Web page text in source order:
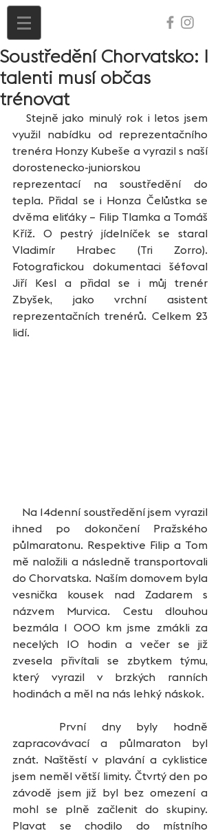
Soustředění Chorvatsko: I
talenti musí občas
trénovat
využil nabídku od reprezentačního
trenéra Honzy Kubeše a vyrazil s naší
dorostenecko-juniorskou
reprezentací na soustředění do
tepla. Přidal se i Honza Čelůstka se
dvěma eliťáky – Filip Tlamka a Tomáš
Kříž. O pestrý jídelníček se staral
Vladimír Hrabec (Tri Zorro).
Fotografickou dokumentaci šéfoval
Jiří Kesl a přidal se i můj trenér
Zbyšek, jako vrchní asistent
reprezentačních trenérů. Celkem 23
lidí.
ihned po dokončení Pražského
půlmaratonu. Respektive Filip a Tom
mě naložili a následně transportovali
do Chorvatska. Naším domovem byla
vesnička kousek nad Zadarem s
názvem Murvica. Cestu dlouhou
bezmála 1 000 km jsme zmákli za
necelých 10 hodin a večer se již
zvesela přivítali se zbytkem týmu,
který vyrazil v brzkých ranních
hodinách a měl na nás lehký náskok.
zapracovávací a půlmaraton byl
znát. Naštěstí v plavání a cyklistice
jsem neměl větší limity. Čtvrtý den po
závodě jsem již byl bez omezení a
mohl se plně začlenit do skupiny.
Plavat se chodilo do místního